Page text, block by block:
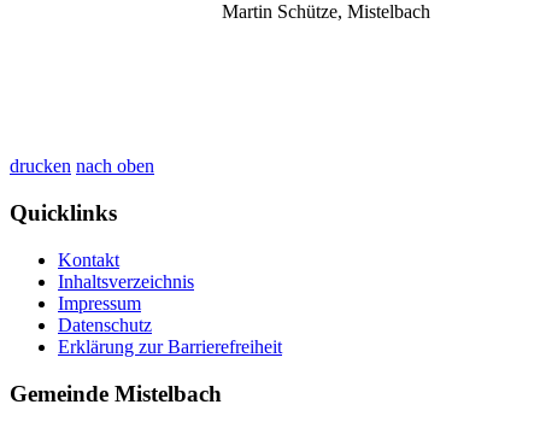
Martin Schütze, Mistelbach
drucken nach oben
Quicklinks
Kontakt
Inhaltsverzeichnis
Impressum
Datenschutz
Erklärung zur Barrierefreiheit
Gemeinde Mistelbach